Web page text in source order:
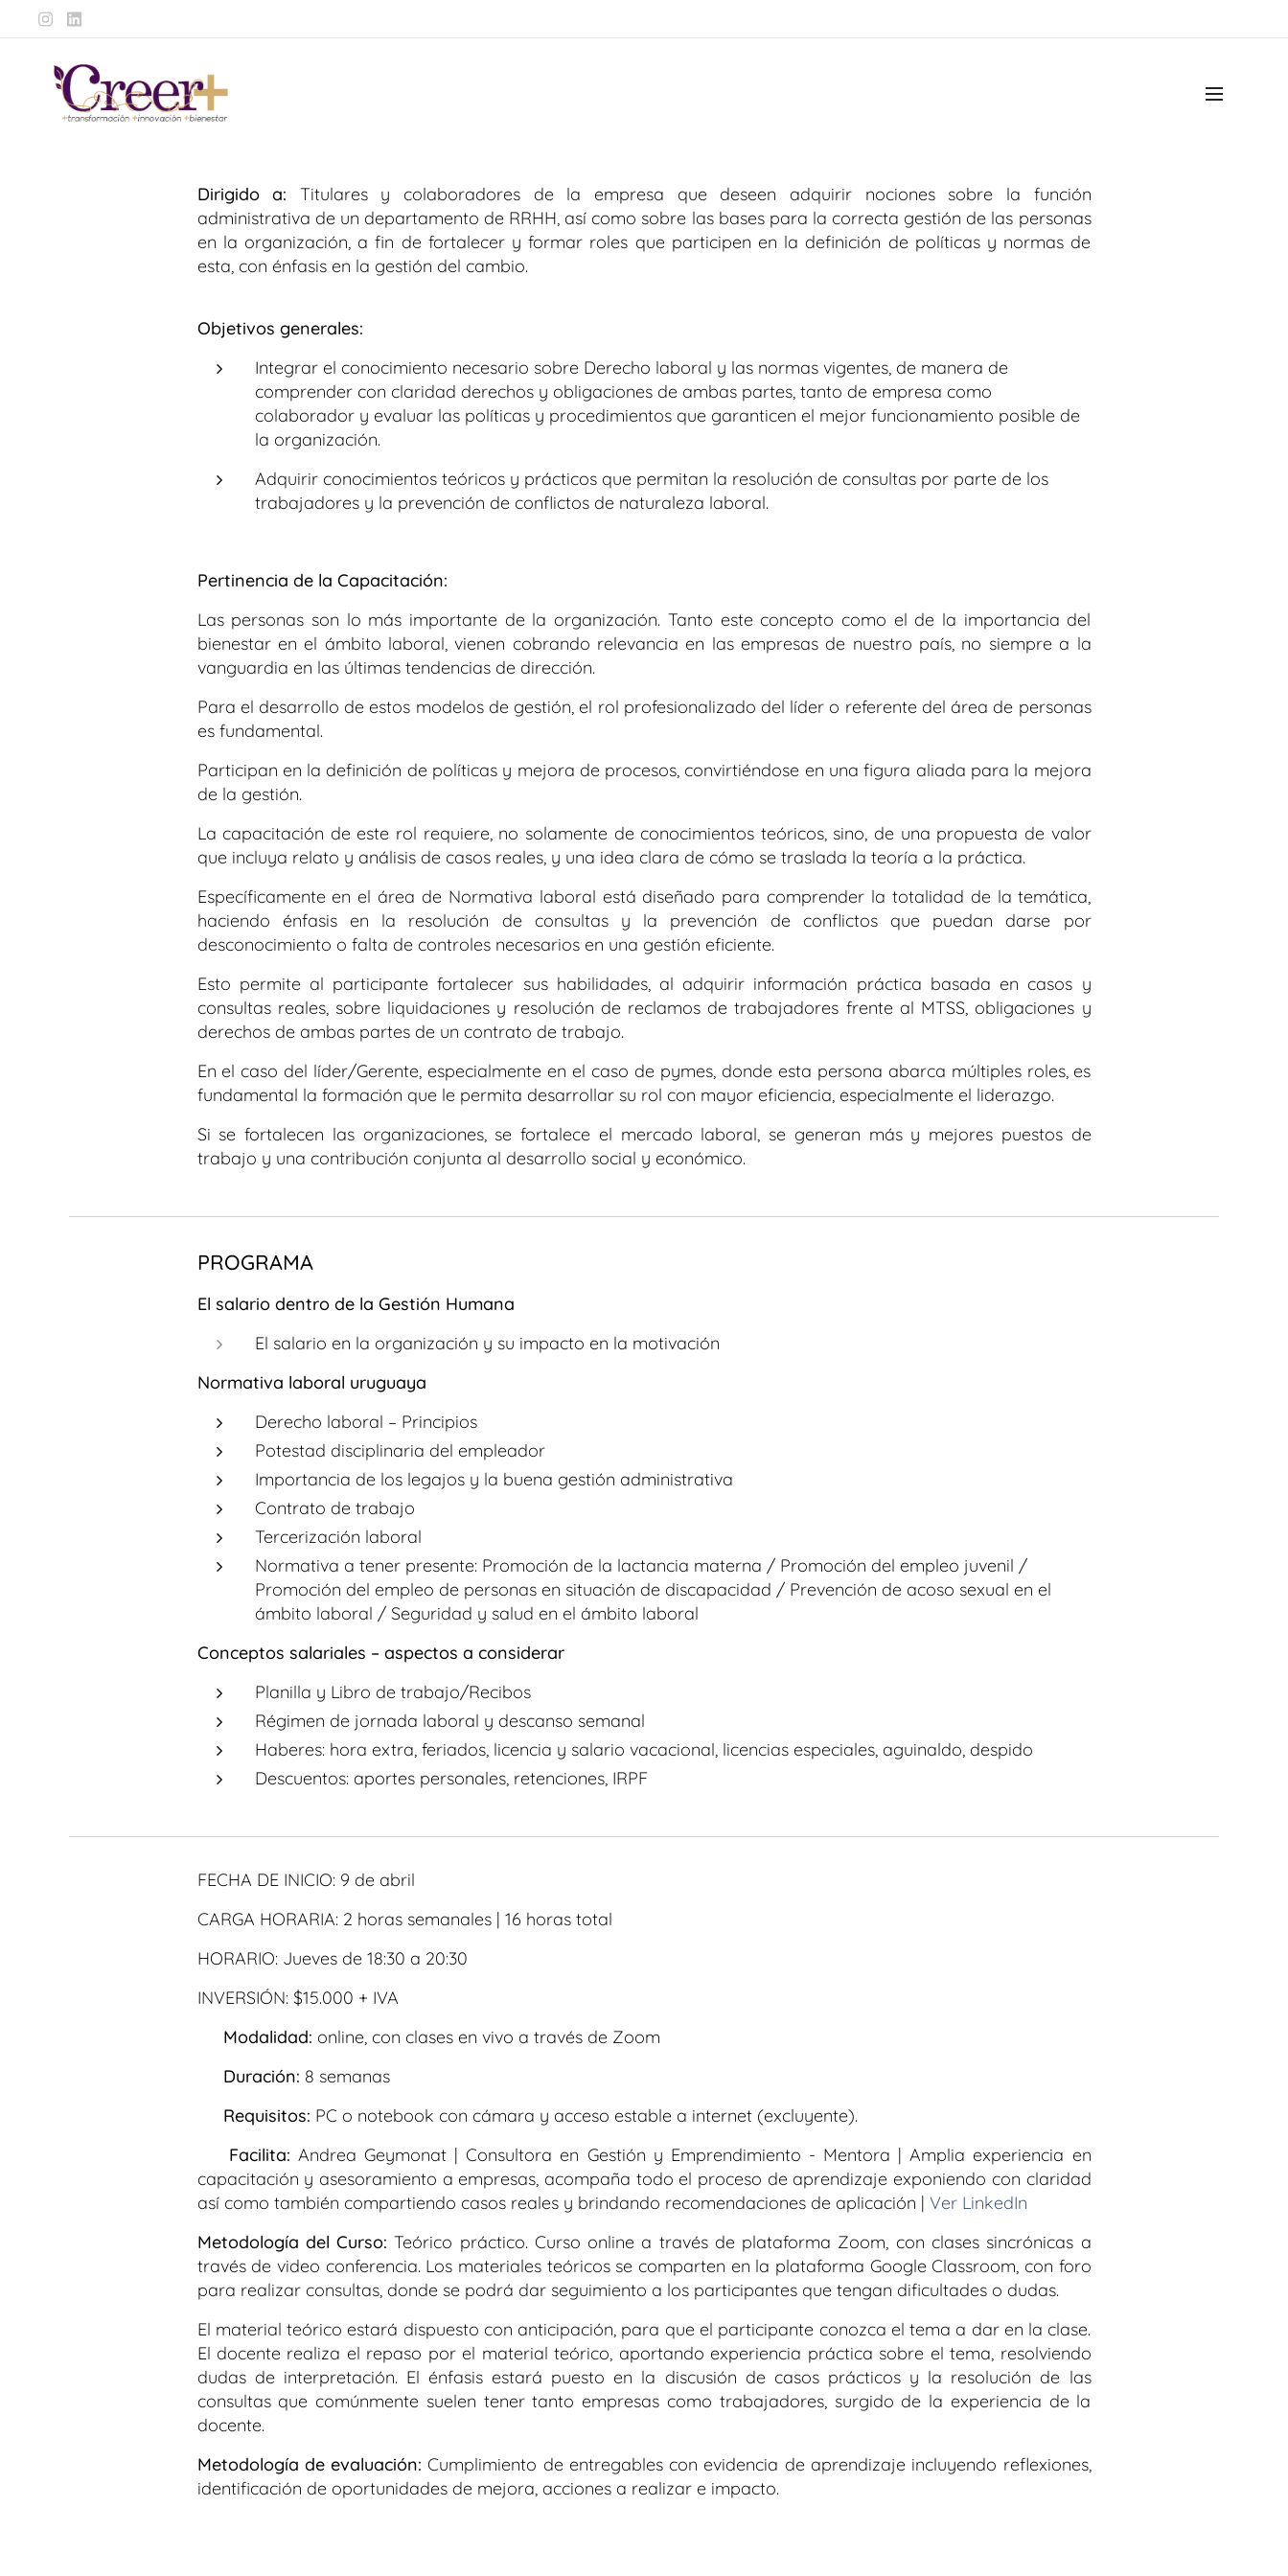
Dirigido a: Titulares y colaboradores de la empresa que deseen adquirir nociones sobre la función
administrativa de un departamento de RRHH, así como sobre las bases para la correcta gestión de las personas
en la organización, a fin de fortalecer y formar roles que participen en la definición de políticas y normas de
esta, con énfasis en la gestión del cambio.
Objetivos generales:
Integrar el conocimiento necesario sobre Derecho laboral y las normas vigentes, de manera de
comprender con claridad derechos y obligaciones de ambas partes, tanto de empresa como
colaborador y evaluar las políticas y procedimientos que garanticen el mejor funcionamiento posible de
la organización.
Adquirir conocimientos teóricos y prácticos que permitan la resolución de consultas por parte de los
trabajadores y la prevención de conflictos de naturaleza laboral.
Pertinencia de la Capacitación:
Las personas son lo más importante de la organización. Tanto este concepto como el de la importancia del
bienestar en el ámbito laboral, vienen cobrando relevancia en las empresas de nuestro país, no siempre a la
vanguardia en las últimas tendencias de dirección.
Para el desarrollo de estos modelos de gestión, el rol profesionalizado del líder o referente del área de personas
es fundamental.
Participan en la definición de políticas y mejora de procesos, convirtiéndose en una figura aliada para la mejora
de la gestión.
La capacitación de este rol requiere, no solamente de conocimientos teóricos, sino, de una propuesta de valor
que incluya relato y análisis de casos reales, y una idea clara de cómo se traslada la teoría a la práctica.
Específicamente en el área de Normativa laboral está diseñado para comprender la totalidad de la temática,
haciendo énfasis en la resolución de consultas y la prevención de conflictos que puedan darse por
desconocimiento o falta de controles necesarios en una gestión eficiente.
Esto permite al participante fortalecer sus habilidades, al adquirir información práctica basada en casos y
consultas reales, sobre liquidaciones y resolución de reclamos de trabajadores frente al MTSS, obligaciones y
derechos de ambas partes de un contrato de trabajo.
En el caso del líder/Gerente, especialmente en el caso de pymes, donde esta persona abarca múltiples roles, es
fundamental la formación que le permita desarrollar su rol con mayor eficiencia, especialmente el liderazgo.
Si se fortalecen las organizaciones, se fortalece el mercado laboral, se generan más y mejores puestos de
trabajo y una contribución conjunta al desarrollo social y económico.
PROGRAMA
El salario dentro de la Gestión Humana
El salario en la organización y su impacto en la motivación
Normativa laboral uruguaya
Derecho laboral – Principios
Potestad disciplinaria del empleador
Importancia de los legajos y la buena gestión administrativa
Contrato de trabajo
Tercerización laboral
Normativa a tener presente: Promoción de la lactancia materna / Promoción del empleo juvenil /
Promoción del empleo de personas en situación de discapacidad / Prevención de acoso sexual en el
ámbito laboral / Seguridad y salud en el ámbito laboral
Conceptos salariales – aspectos a considerar
Planilla y Libro de trabajo/Recibos
Régimen de jornada laboral y descanso semanal
Haberes: hora extra, feriados, licencia y salario vacacional, licencias especiales, aguinaldo, despido
Descuentos: aportes personales, retenciones, IRPF
FECHA DE INICIO: 9 de abril
CARGA HORARIA: 2 horas semanales | 16 horas total
HORARIO: Jueves de 18:30 a 20:30
INVERSIÓN: $15.000 + IVA
Modalidad: online, con clases en vivo a través de Zoom
Duración: 8 semanas
Requisitos: PC o notebook con cámara y acceso estable a internet (excluyente).
Facilita: Andrea Geymonat | Consultora en Gestión y Emprendimiento - Mentora | Amplia experiencia en
capacitación y asesoramiento a empresas, acompaña todo el proceso de aprendizaje exponiendo con claridad
así como también compartiendo casos reales y brindando recomendaciones de aplicación | Ver LinkedIn
Metodología del Curso:Teórico práctico. Curso online a través de plataforma Zoom, con clases sincrónicas a
través de video conferencia. Los materiales teóricos se comparten en la plataforma Google Classroom, con foro
para realizar consultas, donde se podrá dar seguimiento a los participantes que tengan dificultades o dudas.
El material teórico estará dispuesto con anticipación, para que el participante conozca el tema a dar en la clase.
El docente realiza el repaso por el material teórico, aportando experiencia práctica sobre el tema, resolviendo
dudas de interpretación. El énfasis estará puesto en la discusión de casos prácticos y la resolución de las
consultas que comúnmente suelen tener tanto empresas como trabajadores, surgido de la experiencia de la
docente.
Metodología de evaluación:Cumplimiento de entregables con evidencia de aprendizaje incluyendo reflexiones,
identificación de oportunidades de mejora, acciones a realizar e impacto.